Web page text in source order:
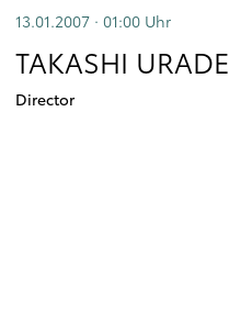
13.01.2007 · 01:00 Uhr
TAKASHI URADE
Director